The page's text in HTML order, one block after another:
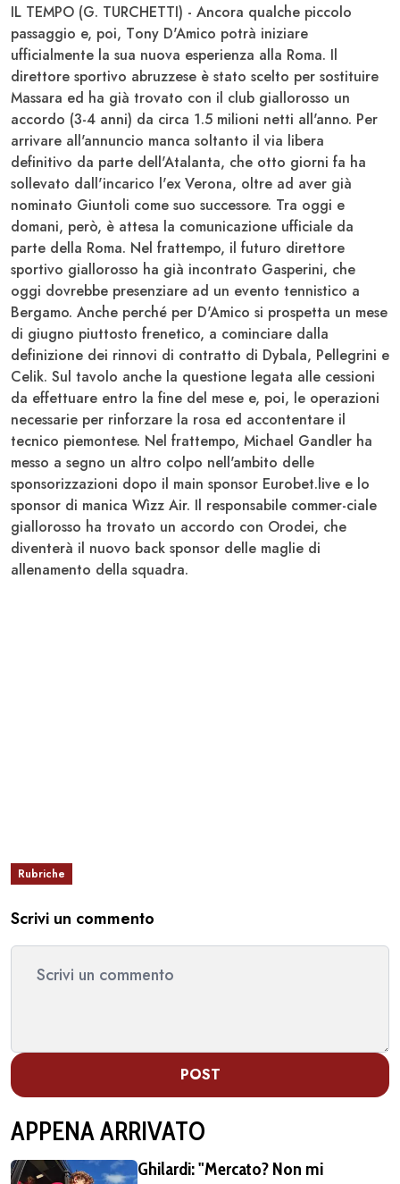
IL TEMPO (G. TURCHETTI) - Ancora qualche piccolo
passaggio e, poi, Tony D'Amico potrà iniziare
ufficialmente la sua nuova esperienza alla Roma. Il
direttore sportivo abruzzese è stato scelto per sostituire
Massara ed ha già trovato con il club giallorosso un
accordo (3-4 anni) da circa 1.5 milioni netti all'anno. Per
arrivare all'annuncio manca soltanto il via libera
definitivo da parte dell'Atalanta, che otto giorni fa ha
sollevato dall'incarico l'ex Verona, oltre ad aver già
nominato Giuntoli come suo successore. Tra oggi e
domani, però, è attesa la comunicazione ufficiale da
parte della Roma. Nel frattempo, il futuro direttore
sportivo giallorosso ha già incontrato Gasperini, che
oggi dovrebbe presenziare ad un evento tennistico a
Bergamo. Anche perché per D'Amico si prospetta un mese
di giugno piuttosto frenetico, a cominciare dalla
definizione dei rinnovi di contratto di Dybala, Pellegrini e
Celik. Sul tavolo anche la questione legata alle cessioni
da effettuare entro la fine del mese e, poi, le operazioni
necessarie per rinforzare la rosa ed accontentare il
tecnico piemontese. Nel frattempo, Michael Gandler ha
messo a segno un altro colpo nell'ambito delle
sponsorizzazioni dopo il main sponsor Eurobet.live e lo
sponsor di manica Wìzz Air. Il responsabile commer-ciale
giallorosso ha trovato un accordo con Orodei, che
diventerà il nuovo back sponsor delle maglie di
allenamento della squadra.
Rubriche
Scrivi un commento
POST
APPENA ARRIVATO
Ghilardi: "Mercato? Non mi